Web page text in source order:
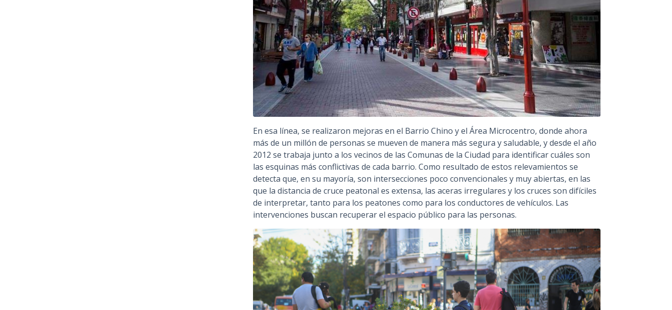
En esa línea, se realizaron mejoras en el Barrio Chino y el Área Microcentro, donde ahora
más de un millón de personas se mueven de manera más segura y saludable, y desde el año
2012 se trabaja junto a los vecinos de las Comunas de la Ciudad para identificar cuáles son
las esquinas más conflictivas de cada barrio. Como resultado de estos relevamientos se
detecta que, en su mayoría, son intersecciones poco convencionales y muy abiertas, en las
que la distancia de cruce peatonal es extensa, las aceras irregulares y los cruces son difíciles
de interpretar, tanto para los peatones como para los conductores de vehículos. Las
intervenciones buscan recuperar el espacio público para las personas.